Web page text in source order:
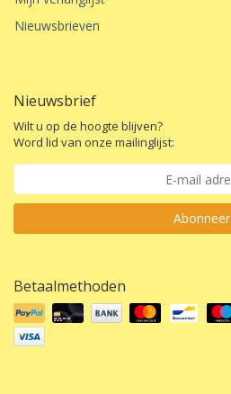
Nieuwsbrieven
Nieuwsbrief
Wilt u op de hoogte blijven?
Word lid van onze mailinglijst:
Abonneer
Betaalmethoden